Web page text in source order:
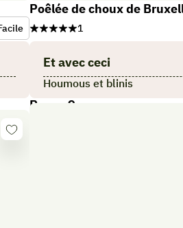
Poêlée de choux de
1
Et avec ceci
Houmous et blinis
Repas 9